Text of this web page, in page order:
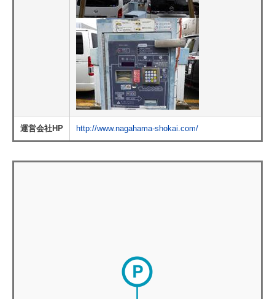
運営会社HP http://www.nagahama-shokai.com/